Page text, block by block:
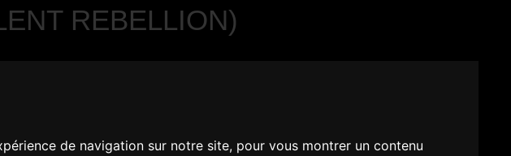
de navigation sur notre site, pour vous montrer un contenu
REBELLION)